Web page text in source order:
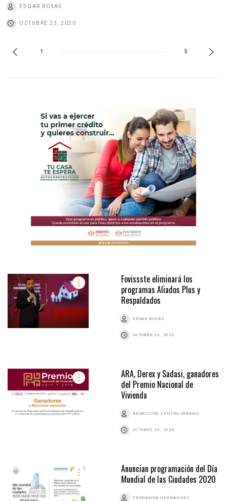
EDGAR ROSAS
OCTUBRE 23, 2020
1 5
Fovissste eliminará los
programas Aliados Plus y
Respaldados
EDGAR ROSAS
OCTUBRE 23, 2020
ARA, Derex y Sadasi, ganadores
del Premio Nacional de
Vivienda
REDACCIÓN CENTRO URBANO
OCTUBRE 23, 2020
Anuncian programación del Día
Mundial de las Ciudades 2020
FERNANDA HERNÁNDEZ